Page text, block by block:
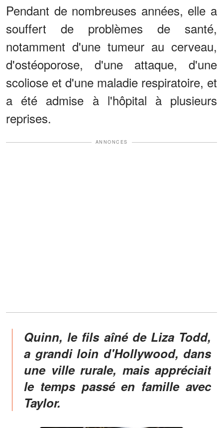
Pendant de nombreuses années, elle a
souffert de problèmes de santé,
notamment d'une tumeur au cerveau,
d'ostéoporose, d'une attaque, d'une
scoliose et d'une maladie respiratoire, et
a été admise à l'hôpital à plusieurs
reprises.
ANNONCES
Quinn, le fils aîné de Liza Todd,
a grandi loin d'Hollywood, dans
une ville rurale, mais appréciait
le temps passé en famille avec
Taylor.